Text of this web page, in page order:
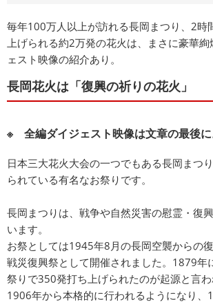
毎年100万人以上が訪れる長岡まつり、2時
上げられる約2万発の花火は、まさに豪華
ェスト映像の紹介あり。
長岡花火は「復興の祈りの花火」
※ 全編ダイジェスト映像は文章の最後に
日本三大花火大会の一つでもある長岡まつ
られている有名なお祭りです。
長岡まつりは、戦争や自然災害の慰霊・復
います。
お祭としては1945年8月の長岡空襲からの
戦災復興祭として開催されました。1879年
祭りで350発打ち上げられたのが起源と言
1906年から本格的に行われるようになり、